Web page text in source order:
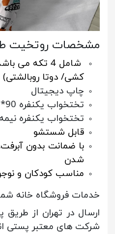
مشخصات روتخیت
شامل 4 تکه
کشی/ دوتا روبالشتی)
چاپ دیجیتال
تختخواب یکنفره 90* 200
تختخواب یکنفره نیمه
قابل شستشو
با ضمانت بدون
شدن
مناسب کودکان و
خدمات فروشگاه خانه
ارسال در تهران از
شرکت های معتبر پستی